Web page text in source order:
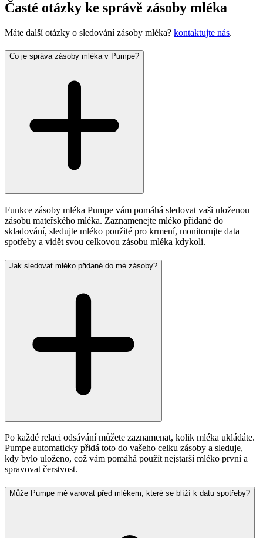
Časté otázky ke správě zásoby mléka
Máte další otázky o sledování zásoby mléka? kontaktujte nás.
Co je správa zásoby mléka v Pumpe?
Funkce zásoby mléka Pumpe vám pomáhá sledovat vaši uloženou
zásobu mateřského mléka. Zaznamenejte mléko přidané do
skladování, sledujte mléko použité pro krmení, monitorujte data
spotřeby a vidět svou celkovou zásobu mléka kdykoli.
Jak sledovat mléko přidané do mé zásoby?
Po každé relaci odsávání můžete zaznamenat, kolik mléka ukládáte.
Pumpe automaticky přidá toto do vašeho celku zásoby a sleduje,
kdy bylo uloženo, což vám pomáhá použít nejstarší mléko první a
spravovat čerstvost.
Může Pumpe mě varovat před mlékem, které se blíží k datu spotřeby?